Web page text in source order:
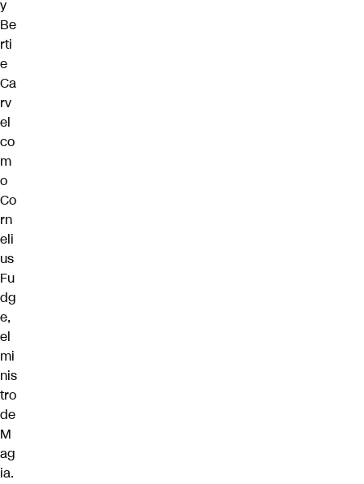
y
Be
rti
e
Ca
rv
el
co
m
o
Co
rn
eli
us
Fu
dg
e,
el
mi
nis
tro
de
M
ag
ia.